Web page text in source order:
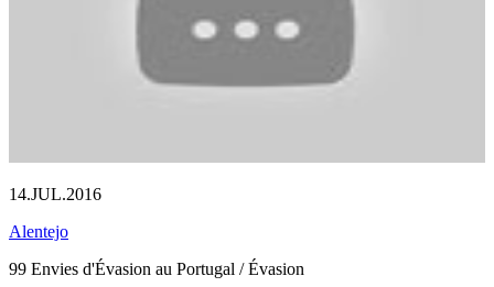
14.JUL.2016
Alentejo
99 Envies d'Évasion au Portugal / Évasion